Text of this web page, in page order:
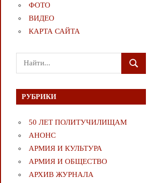
ФОТО
ВИДЕО
КАРТА САЙТА
Поиск
для:
ПОИСК
РУБРИКИ
50 ЛЕТ ПОЛИТУЧИЛИЩАМ
АНОНС
АРМИЯ И КУЛЬТУРА
АРМИЯ И ОБЩЕСТВО
АРХИВ ЖУРНАЛА